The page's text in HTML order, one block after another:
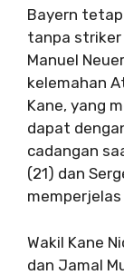
Bayern
tanpa striker
Manuel
kelemahan
Kane, yang
dapat
cadangan
(21) dan
Wakil Kane
dan Jamal